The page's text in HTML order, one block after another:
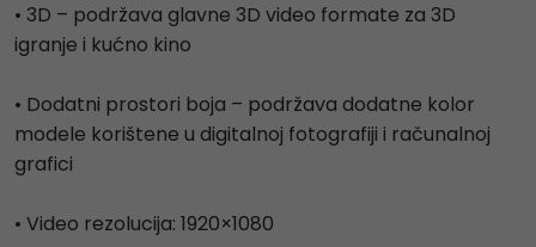
• 3D – podržava glavne 3D video formate za 3D
igranje i kućno kino
• Dodatni prostori boja – podržava dodatne kolor
modele korištene u digitalnoj fotografiji i računalnoj
grafici
• Video rezolucija: 1920×1080